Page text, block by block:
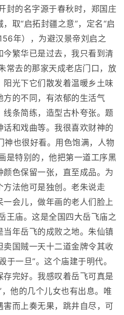
封的名字源于春秋时，郑国庄
取“启拓封疆之意”，定名“启
年），为避汉景帝刘启之
繁华已是过去，我只看到清
常去的那家天成老店门口，放
光下它们散发着温暖乡土味
方的不同，有浓郁的生活气
条简练，造型古朴夸张。题
和戏曲等。我很喜欢财神的
神也很好看。用色饱满，人物
是特别的，他把第一道工序黑
色保留一张，直至成品。为
法他可是独创。老朱说走
会儿，做年画的老人们脸上
王庙。这是全国四大岳飞庙之
年岳飞的成败之地。朱仙镇
国贼一天十二道金牌令其收
于一旦”。这个庙建于明代。
完好。我感叹着岳飞可真是
他的几个儿女也有出息。唯
而上奏无果，跳井自尽，可